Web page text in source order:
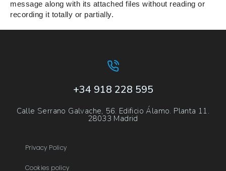
message along with its attached files without reading or
recording it totally or partially.
+34 918 228 595
Calle Serrano Galvache, 56. Edificio Álamo. Planta 11.
28033 Madrid
Privacy Policy
Cookies policy